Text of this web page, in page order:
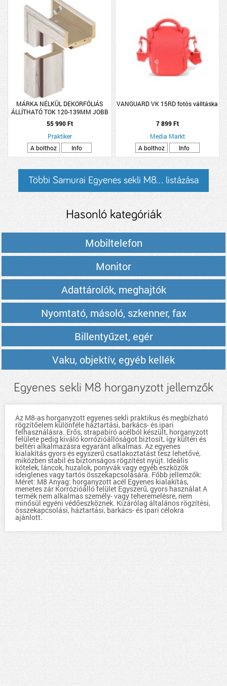
MÁRKA NÉLKÜL DEKORFÓLIÁS
ÁLLÍTHATÓ TOK 120-139MM JOBB
HAVAS TÖLGY 75X210CM BELTÉRI
AJTÓHOZ
55 990 Ft
Praktiker
A bolthoz
Info
VANGUARD VK 15RD fotós válltáska
7 899 Ft
Media Markt
A bolthoz
Info
Többi Samurai Egyenes sekli M8... listázása
Hasonló kategóriák
Mobiltelefon
Monitor
Adattárolók, meghajtók
Nyomtató, másoló, szkenner, fax
Billentyűzet, egér
Vaku, objektív, egyéb kellék
Egyenes sekli M8 horganyzott jellemzők
Az M8-as horganyzott egyenes sekli praktikus és megbízható
rögzítőelem különféle háztartási, barkács- és ipari
felhasználásra. Erős, strapabíró acélból készült, horganyzott
felülete pedig kiváló korrózióállóságot biztosít, így kültéri és
beltéri alkalmazásra egyaránt alkalmas. Az egyenes
kialakítás gyors és egyszerű csatlakoztatást tesz lehetővé,
miközben stabil és biztonságos rögzítést nyújt. Ideális
kötelek, láncok, huzalok, ponyvák vagy egyéb eszközök
ideiglenes vagy tartós összekapcsolására. Főbb jellemzők:
Méret: M8 Anyag: horganyzott acél Egyenes kialakítás,
menetes zár Korrózióálló felület Egyszerű, gyors használat A
termék nem alkalmas személy- vagy teheremelésre, nem
minősül egyéni védőeszköznek. Kizárólag általános rögzítési,
összekapcsolási, háztartási, barkács- és ipari célokra
ajánlott.